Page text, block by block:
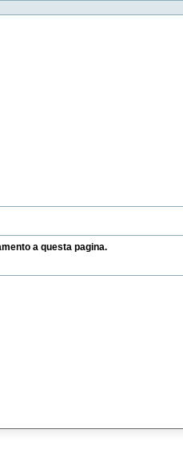
a questa pagina.